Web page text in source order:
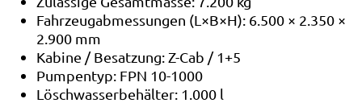
Fahrzeugabmessungen (L×B×H): 6.500 × 2.350 ×
2.900 mm
Kabine / Besatzung: Z-Cab / 1+5
Pumpentyp: FPN 10-1000
Löschwasserbehälter: 1.000 l